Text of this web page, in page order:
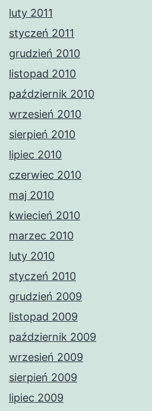
luty 2011
styczeń 2011
grudzień 2010
listopad 2010
październik 2010
wrzesień 2010
sierpień 2010
lipiec 2010
czerwiec 2010
maj 2010
kwiecień 2010
marzec 2010
luty 2010
styczeń 2010
grudzień 2009
listopad 2009
październik 2009
wrzesień 2009
sierpień 2009
lipiec 2009